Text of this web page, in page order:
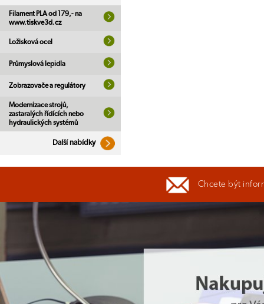
Filament PLA od 179,- na
www.tiskve3d.cz
Ložisková ocel
Průmyslová lepidla
Zobrazovače a regulátory
Modernizace strojů,
zastaralých řídících nebo
hydraulických systémů
Další nabídky
Chcete být